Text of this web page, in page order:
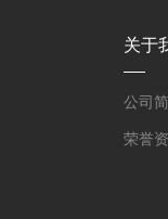
关于
公司
荣誉